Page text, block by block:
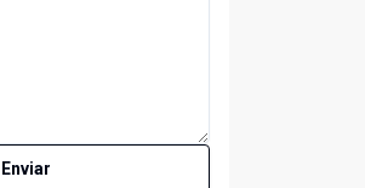
Enviar